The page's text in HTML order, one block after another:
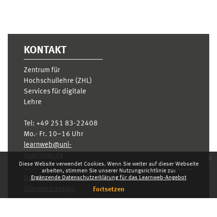
Diese Website verwendet Cookies. Wenn Sie weiter auf dieser Webseite
arbeiten, stimmen Sie unserer Nutzungsrichtlinie zu:
Ergänzende Datenschutzerklärung für das Learnweb-Angebot
Fortsetzen
x
KONTAKT
Zentrum für
Hochschullehre (ZHL)
Services für digitale
Lehre
Tel: +49 251 83-22408
Mo.- Fr. 10–16 Uhr
learnweb@uni-
Datenschutzhinweis